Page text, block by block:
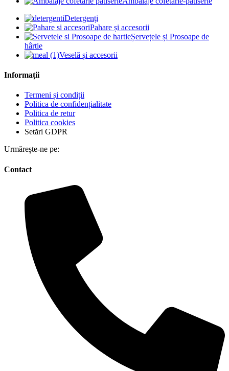
Detergenți
Pahare și accesorii
Șervețele și Prosoape de
hârtie
Veselă și accesorii
Informații
Termeni și condiții
Politica de confidențialitate
Politica de retur
Politica cookies
Setări GDPR
Urmărește-ne pe:
Contact